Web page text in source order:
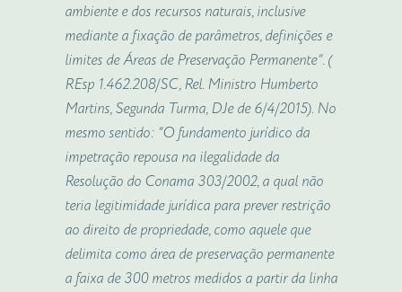
ambiente e dos recursos naturais, inclusive
mediante a fixação de parâmetros, definições e
limites de Áreas de Preservação Permanente”. (
REsp 1.462.208/SC, Rel. Ministro Humberto
Martins, Segunda Turma, DJe de 6/4/2015). No
mesmo sentido: “O fundamento jurídico da
impetração repousa na ilegalidade da
Resolução do Conama 303/2002, a qual não
teria legitimidade jurídica para prever restrição
ao direito de propriedade, como aquele que
delimita como área de preservação permanente
a faixa de 300 metros medidos a partir da linha